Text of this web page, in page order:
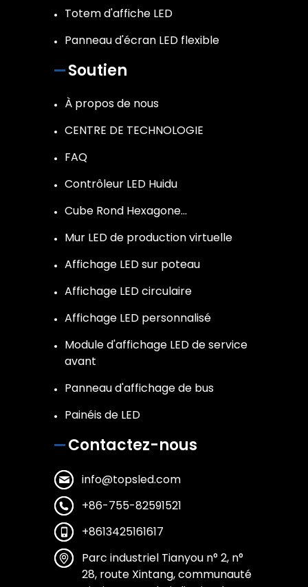
Totem d'affiche LED
Panneau d'écran LED flexible
Soutien
À propos de nous
CENTRE DE TECHNOLOGIE
FAQ
Contrôleur LED Huidu
Cube Rond Hexagone…
Mur LED de production virtuelle
Affichage LED sur poteau
Affichage LED circulaire
Affichage LED personnalisé
Module d'affichage LED de service
avant
Panneau d'affichage de bus
Painéis de LED
Contactez-nous
info@topsled.com
+86-755-82591521
+8613425161617
Parc industriel Tianyou n° 2, n°
28, route Xintang, communauté